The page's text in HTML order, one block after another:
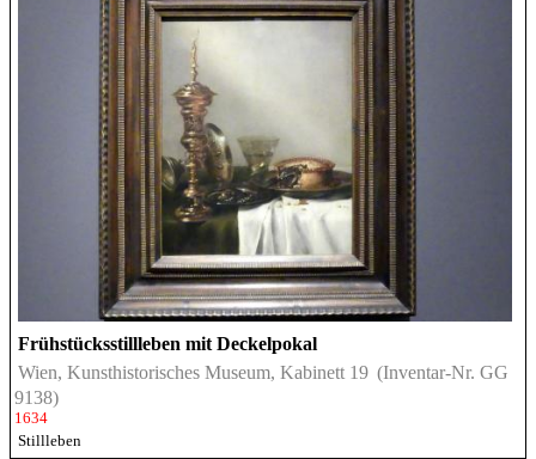
Frühstücksstillleben mit Deckelpokal
Wien, Kunsthistorisches Museum, Kabinett 19 (Inventar-Nr. GG
9138)
1634
Stillleben